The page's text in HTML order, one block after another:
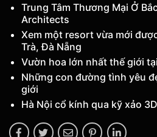
Trung Tâm Thương Mại Ở
Architects
Xem một resort vừa mới
Trà, Đà Nẵng
Vườn hoa lớn nhất thế giới
Những con đường tình yêu
giới
Hà Nội cổ kính qua kỹ xảo 3D